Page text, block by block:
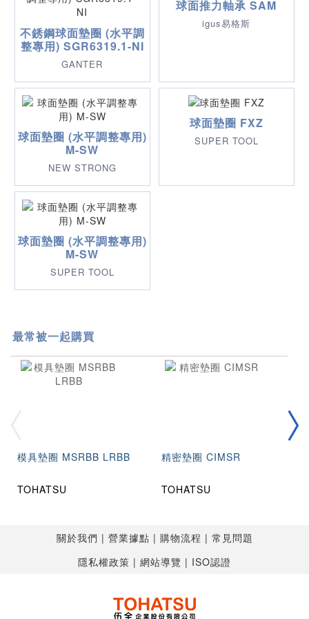
不銹鋼球面墊圈 (水平調
整專用) SGR6319.1-NI
GANTER
球面推力軸承 SAM
igus易格斯
球面墊圈 (水平調整專用)
M-SW
NEW STRONG
球面墊圈 FXZ
SUPER TOOL
球面墊圈 (水平調整專用)
M-SW
SUPER TOOL
最常被一起購買
模具墊圈 MSRBB LRBB
TOHATSU
精密墊圈 CIMSR
TOHATSU
關於我們 營業據點 購物流程
常見問題
隱私權政策
網站導覽 ISO認證